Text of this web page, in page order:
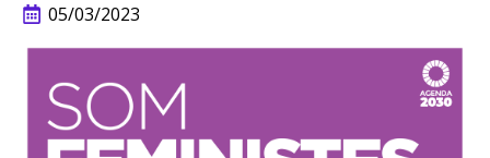
05/03/2023